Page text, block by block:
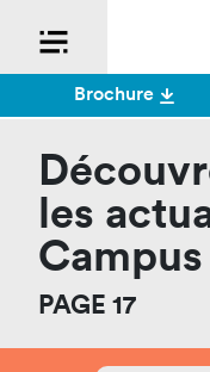
les
Campus
PAGE 17
Brochure